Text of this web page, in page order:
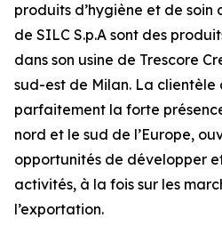
produits d’hygiène et de
de SILC S.p.A sont des
dans son usine de Trescore
sud-est de Milan. La clientèle
parfaitement la forte
nord et le sud de l’Europe,
opportunités de développer
activités, à la fois sur les
l’exportation.